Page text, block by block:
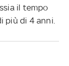
il tempo
più di 4 anni.